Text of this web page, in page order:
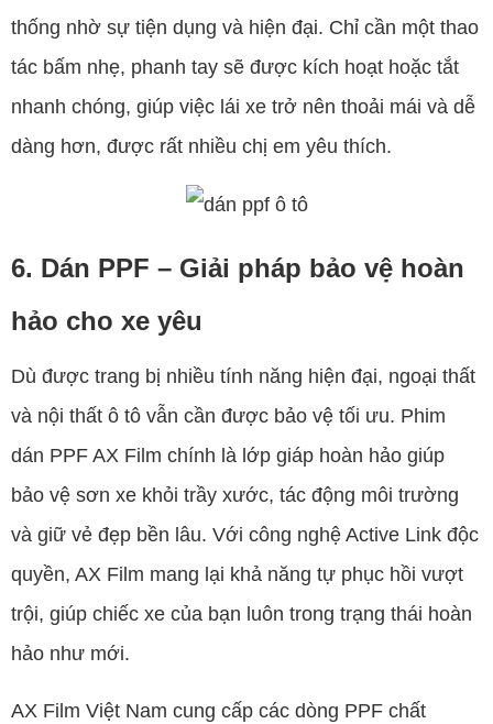
thống nhờ sự tiện dụng và hiện đại. Chỉ cần một thao
tác bấm nhẹ, phanh tay sẽ được kích hoạt hoặc tắt
nhanh chóng, giúp việc lái xe trở nên thoải mái và dễ
dàng hơn, được rất nhiều chị em yêu thích.
6. Dán PPF – Giải pháp bảo vệ hoàn
hảo cho xe yêu
Dù được trang bị nhiều tính năng hiện đại, ngoại thất
và nội thất ô tô vẫn cần được bảo vệ tối ưu. Phim
dán PPF AX Film chính là lớp giáp hoàn hảo giúp
bảo vệ sơn xe khỏi trầy xước, tác động môi trường
và giữ vẻ đẹp bền lâu. Với công nghệ Active Link độc
quyền, AX Film mang lại khả năng tự phục hồi vượt
trội, giúp chiếc xe của bạn luôn trong trạng thái hoàn
hảo như mới.
AX Film Việt Nam cung cấp các dòng PPF chất